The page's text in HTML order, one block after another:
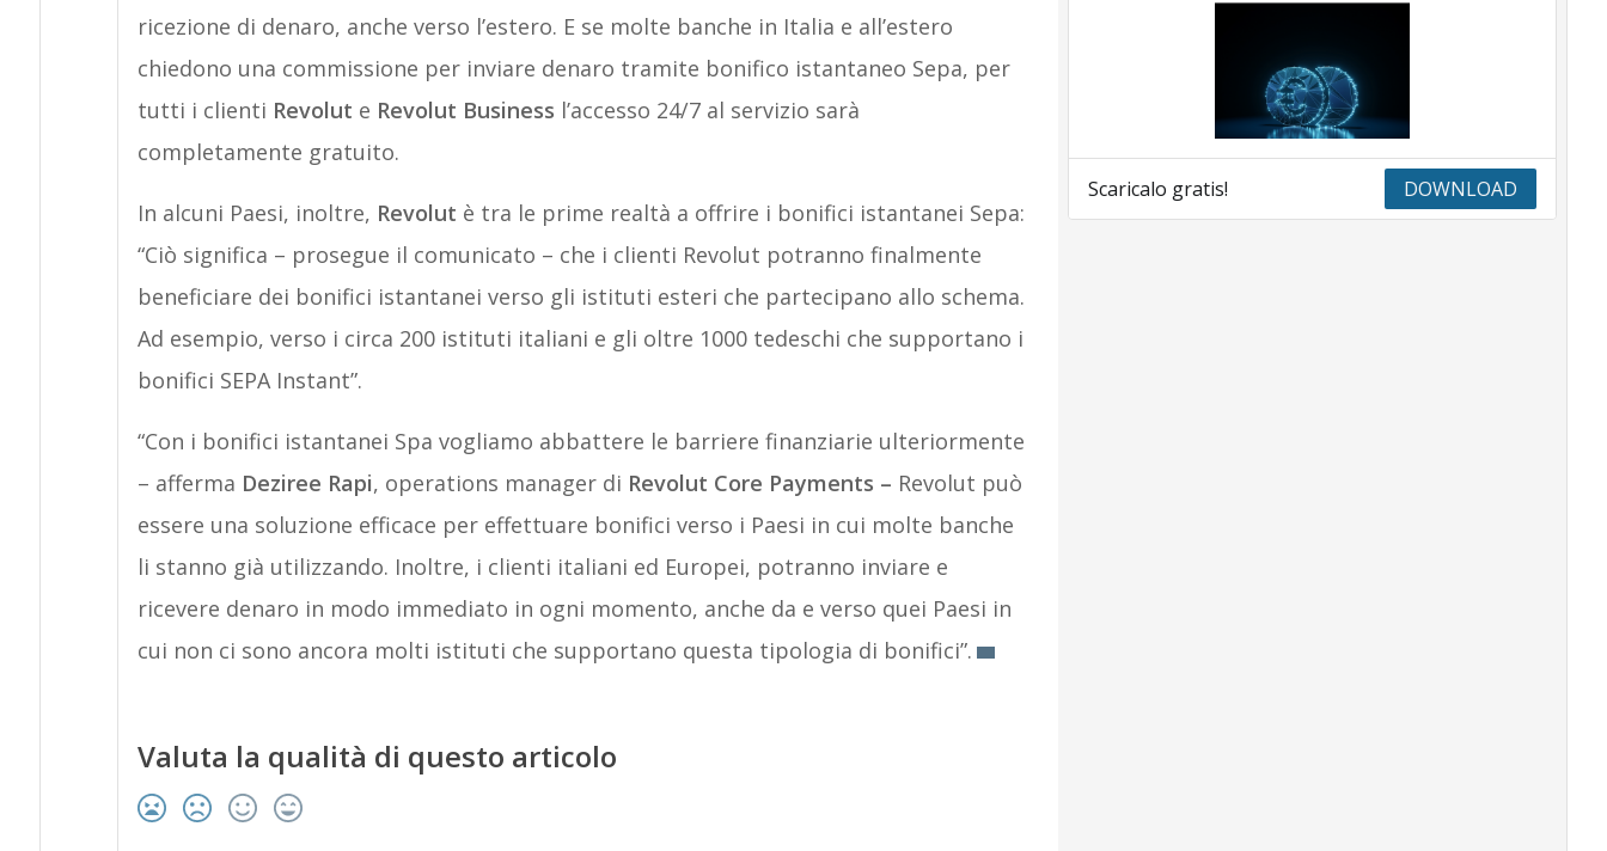
ricezione di denaro, anche verso l’estero. E se molte banche in Italia e all’estero
chiedono una commissione per inviare denaro tramite bonifico istantaneo Sepa, per
tutti i clienti Revolut e Revolut Business l’accesso 24/7 al servizio sarà
completamente gratuito.
In alcuni Paesi, inoltre, Revolut è tra le prime realtà a offrire i bonifici istantanei Sepa:
“Ciò significa – prosegue il comunicato – che i clienti Revolut potranno finalmente
beneficiare dei bonifici istantanei verso gli istituti esteri che partecipano allo schema.
Ad esempio, verso i circa 200 istituti italiani e gli oltre 1000 tedeschi che supportano i
bonifici SEPA Instant”.
“Con i bonifici istantanei Spa vogliamo abbattere le barriere finanziarie ulteriormente
– afferma Deziree Rapi, operations manager di Revolut Core Payments – Revolut può
essere una soluzione efficace per effettuare bonifici verso i Paesi in cui molte banche
li stanno già utilizzando. Inoltre, i clienti italiani ed Europei, potranno inviare e
ricevere denaro in modo immediato in ogni momento, anche da e verso quei Paesi in
cui non ci sono ancora molti istituti che supportano questa tipologia di bonifici”.
Valuta la qualità di questo articolo
Scaricalo gratis! DOWNLOAD